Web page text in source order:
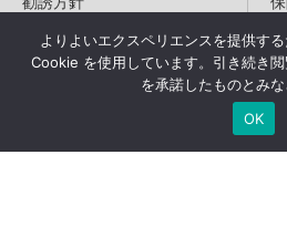
特定商取引法に基
Copyright(c)
Humannetwork Inc. All
よりよいエクスペリエンスを提供す
Cookie を使用しています。引き続き
を承諾したものとみな
OK